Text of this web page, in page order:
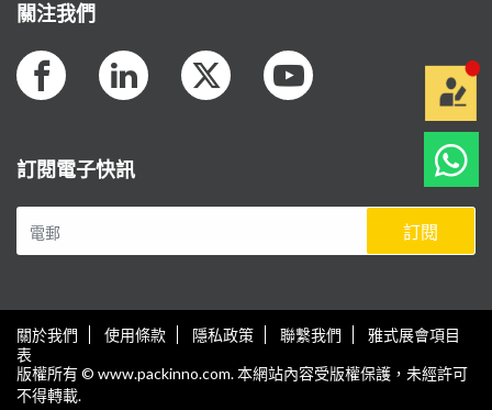
關注我們
訂閱電子快訊
訂閱
關於我們 使用條款 隱私政策 聯繫我們
雅式展會項目
表
版權所有 © www.packinno.com. 本網站內容受版權保護，未經許可
不得轉載.